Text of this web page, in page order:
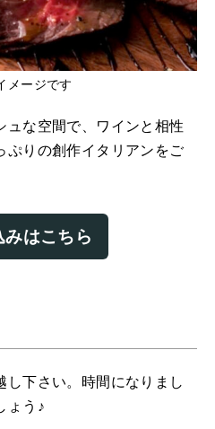
メージです
ュな空間で、ワインと相性
ぷりの創作イタリアンをご
みはこちら
し下さい。時間になりまし
ょう♪